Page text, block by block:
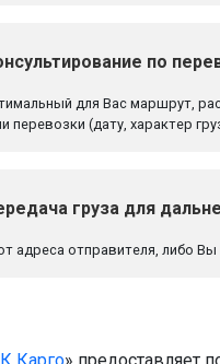
по
для Вас маршрут,
перевозки (дату, характер
груза для
адреса отправителя, либо
Карго» предоставляет